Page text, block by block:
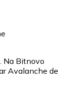
Na Bitnovo
Avalanche de